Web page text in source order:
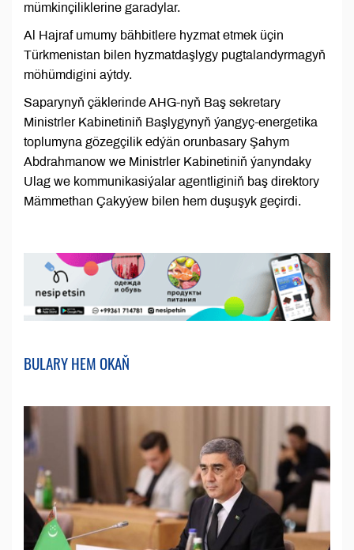
mümkinçiliklerine garadylar.
Al Hajraf umumy bähbitlere hyzmat etmek üçin
Türkmenistan bilen hyzmatdaşlygy pugtalandyrmagyň
möhümdigini aýtdy.
Saparynyň çäklerinde AHG-nyň Baş sekretary
Ministrler Kabinetiniň Başlygynyň ýangyç-energetika
toplumyna gözegçilik edýän orunbasary Şahym
Abdrahmanow we Ministrler Kabinetiniň ýanyndaky
Ulag we kommunikasiýalar agentliginiň baş direktory
Mämmethan Çakyýew bilen hem duşuşyk geçirdi.
BULARY HEM OKAŇ